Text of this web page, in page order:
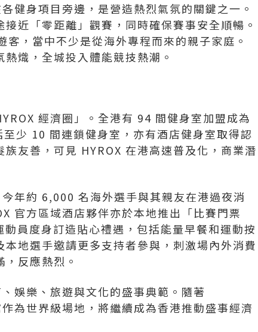
健身項目旁邊，是營造熱烈氣氛的關鍵之一。
近「零距離」觀賽，同時確保賽事安全順暢。
，當中不少是從海外專程而來的親子家庭。
熾，全城投入體能競技熱潮。
經濟圈」。全港有 94 間健身室加盟成為
少 10 間連鎖健身室，亦有酒店健身室取得認
友善，可見 HYROX 在港高速普及化，商業潛
年約 6,000 名海外選手與其親友在港過夜消
官方區域酒店夥伴亦於本地推出「比賽門票
員度身訂造貼心禮遇，包括能量早餐和運動按
地選手邀請更多支持者參與，刺激場內外消費
反應熱烈。
娛樂、旅遊與文化的盛事典範。隨著
為世界級場地，將繼續成為香港推動盛事經濟